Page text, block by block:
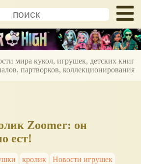
мира кукол, игрушек, детских книг
партворков, коллекционирования
Zoomer: он
ест!
кролик
Новости игрушек